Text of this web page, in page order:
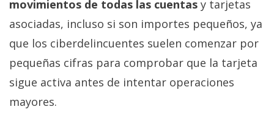
movimientos de todas las cuentas y tarjetas
asociadas, incluso si son importes pequeños, ya
que los ciberdelincuentes suelen comenzar por
pequeñas cifras para comprobar que la tarjeta
sigue activa antes de intentar operaciones
mayores.